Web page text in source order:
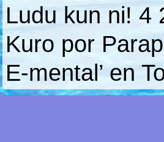
Ludu kun ni! 4
Kuro por
E-mental’ en